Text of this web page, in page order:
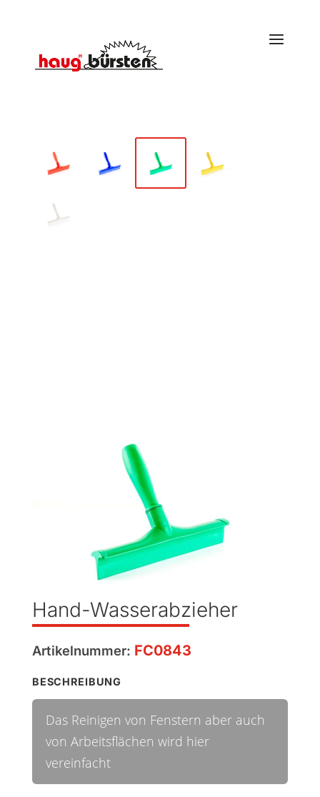
Hand-Wasserabzieher
Artikelnummer: FC0843
BESCHREIBUNG
Das Reinigen von Fenstern aber auch
von Arbeitsflächen wird hier
vereinfacht